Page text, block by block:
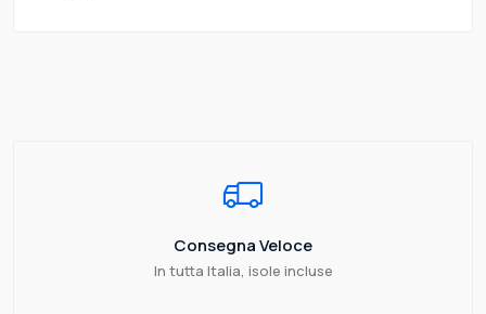
Consegna Veloce
In tutta Italia, isole incluse